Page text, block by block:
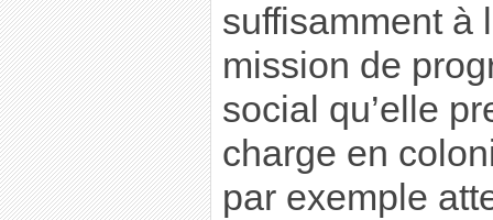
suffisamment à
mission de
social qu’elle
charge en
par exemple